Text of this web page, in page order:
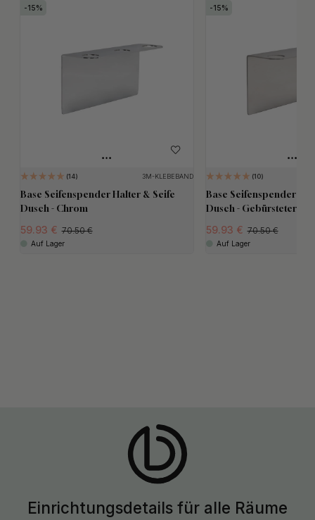
15
14 3M-KLEBEBAND
Base Seifenspender Halter & Seife
Dusch - Chrom
59.93 70.50
Auf Lager
15
10
Base Seifenspender
Dusch - Gebürsteter
59.93 70.50
Auf Lager
Einrichtungsdetails für alle Räume